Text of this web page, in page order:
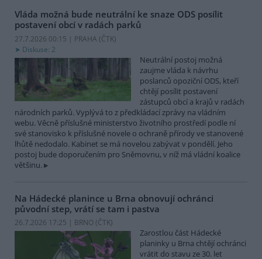
Vláda možná bude neutrální ke snaze ODS posílit
postavení obcí v radách parků
27.7.2026 00:15 | PRAHA (ČTK)
Diskuse: 2
Neutrální postoj možná
zaujme vláda k návrhu
poslanců opoziční ODS, kteří
chtějí posílit postavení
zástupců obcí a krajů v radách
národních parků. Vyplývá to z předkládací zprávy na vládním
webu. Věcně příslušné ministerstvo životního prostředí podle ní
své stanovisko k příslušné novele o ochraně přírody ve stanovené
lhůtě nedodalo. Kabinet se má novelou zabývat v pondělí. Jeho
postoj bude doporučením pro Sněmovnu, v níž má vládní koalice
většinu.
Na Hádecké planince u Brna obnovují ochránci
původní step, vrátí se tam i pastva
26.7.2026 17:25 | BRNO (ČTK)
Zarostlou část Hádecké
planinky u Brna chtějí ochránci
vrátit do stavu ze 30. let